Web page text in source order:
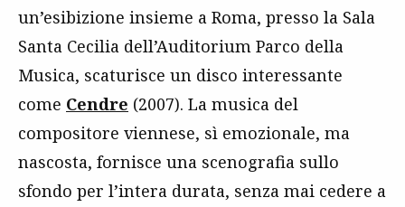
un’esibizione insieme a Roma, presso la Sala
Santa Cecilia dell’Auditorium Parco della
Musica, scaturisce un disco interessante
come Cendre (2007). La musica del
compositore viennese, sì emozionale, ma
nascosta, fornisce una scenografia sullo
sfondo per l’intera durata, senza mai cedere a